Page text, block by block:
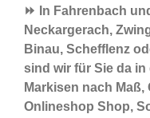
⏩ In Fahrenbach
Neckargerach,
Binau, Schefflenz
sind wir für Sie da
Markisen nach
Onlineshop Shop,